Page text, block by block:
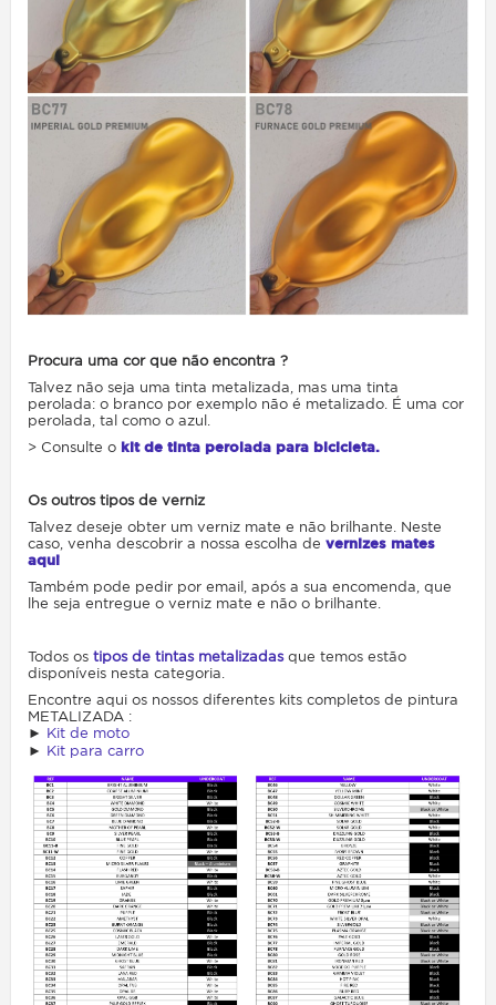
Procura uma cor que não encontra ?
Talvez não seja uma tinta metalizada, mas uma tinta
perolada: o branco por exemplo não é metalizado. É uma cor
perolada, tal como o azul.
> Consulte o kit de tinta perolada para bicicleta.
Os outros tipos de verniz
Talvez deseje obter um verniz mate e não brilhante. Neste
caso, venha descobrir a nossa escolha de vernizes mates
aqui
Também pode pedir por email, após a sua encomenda, que
lhe seja entregue o verniz mate e não o brilhante.
Todos os tipos de tintas metalizadasque temos estão
disponíveis nesta categoria.
Encontre aqui os nossos diferentes kits completos de pintura
METALIZADA :
► Kit de moto
► Kit para carro